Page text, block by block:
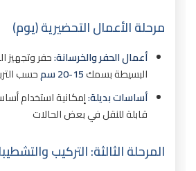
مرحلة الأعمال التحضيرية (يوم)
أعمال الحفر والخرسانة:حفر وتجهيز
البسيطة بسمك15-20 سم
حسب
أساسات بديلة:إمكانية استخدام
قابلة للنقل في بعض الحالات
المرحلة الثالثة: التركيب والتشطيبات (1-